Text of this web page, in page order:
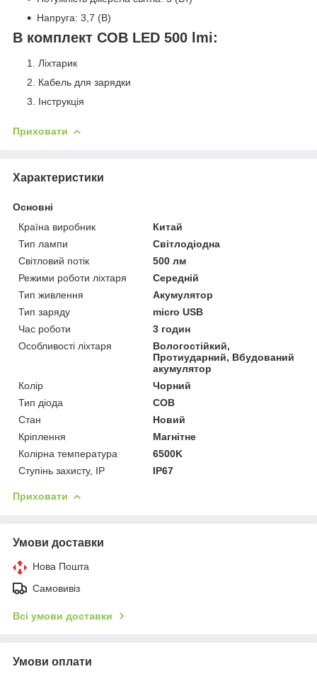
Напруга: 3,7 (В)
В комплект COB LED 500 lmі:
Ліхтарик
Кабель для зарядки
Інструкція
Приховати
Характеристики
Основні
Країна виробник
Китай
Тип лампи
Світлодіодна
Світловий потік
500 лм
Режими роботи ліхтаря
Середній
Тип живлення
Акумулятор
Тип заряду
micro USB
Час роботи
3 годин
Особливості ліхтаря
Вологостійкий,
Протиударний, Вбудований
акумулятор
Колір
Чорний
Тип діода
COB
Стан
Новий
Кріплення
Магнітне
Колірна температура
6500K
Ступінь захисту, IP
IP67
Приховати
Умови доставки
Нова Пошта
Самовивіз
Всі умови доставки
Умови оплати